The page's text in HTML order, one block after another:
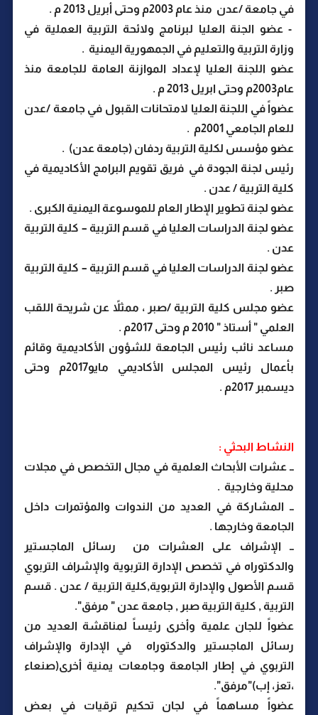
في جامعة /عدن منذ عام 2003م وحتى أبريل 2013 م .
- عضو الجنة العليا لبرنامج ولائحة التربية العملية في
وزارة التربية والتعليم في الجمهورية اليمنية .
عضو اللجنة العليا لإعداد الموازنة العامة للجامعة منذ
عام2003م وحتى ابريل 2013 م .
عضواً في اللجنة العليا لامتحانات القبول في جامعة /عدن
للعام الجامعي 2001م .
عضو مؤسس لكلية التربية ردفان (جامعة عدن) .
رئيس لجنة الجودة في فريق تقويم البرامج الأكاديمية في
كلية التربية / عدن .
عضو لجنة تطوير الإطار العام للموسوعة اليمنية الكبرى .
عضو لجنة الدراسات العليا في قسم التربية – كلية التربية
عدن .
عضو لجنة الدراسات العليا في قسم التربية – كلية التربية
صبر .
عضو مجلس كلية التربية /صبر ، ممثلاً عن شريحة اللقب
العلمي " أستاذ " 2010 م وحتى 2017م .
مساعد نائب رئيس الجامعة للشؤون الأكاديمية وقائم
بأعمال رئيس المجلس الأكاديمي مايو2017م وحتى
ديسمبر 2017م .
النشاط البحثي :
ــ عشرات الأبحاث العلمية في مجال التخصص في مجلات
محلية وخارجية .
ــ المشاركة في العديد من الندوات والمؤتمرات داخل
الجامعة وخارجها .
ــ الإشراف على العشرات من رسائل الماجستير
والدكتوراه في تخصص الإدارة التربوية والإشراف التربوي
قسم الأصول والإدارة التربوية,كلية التربية / عدن . قسم
التربية , كلية التربية صبر , جامعة عدن " مرفق".
عضواً للجان علمية وأخرى رئيساً لمناقشة العديد من
رسائل الماجستير والدكتوراه في الإدارة والإشراف
التربوي في إطار الجامعة وجامعات يمنية أخرى(صنعاء
،تعز، إب)"مرفق".
عضواً مساهماً في لجان تحكيم ترقيات في بعض